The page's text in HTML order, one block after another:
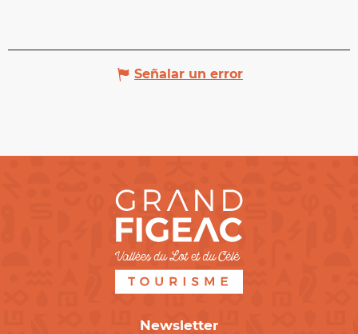
Señalar un error
Newsletter